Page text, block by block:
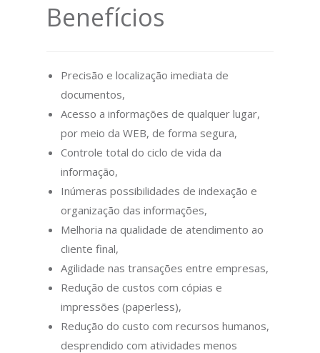
Benefícios
Precisão e localização imediata de
documentos,
Acesso a informações de qualquer lugar,
por meio da WEB, de forma segura,
Controle total do ciclo de vida da
informação,
Inúmeras possibilidades de indexação e
organização das informações,
Melhoria na qualidade de atendimento ao
cliente final,
Agilidade nas transações entre empresas,
Redução de custos com cópias e
impressões (paperless),
Redução do custo com recursos humanos,
desprendido com atividades menos